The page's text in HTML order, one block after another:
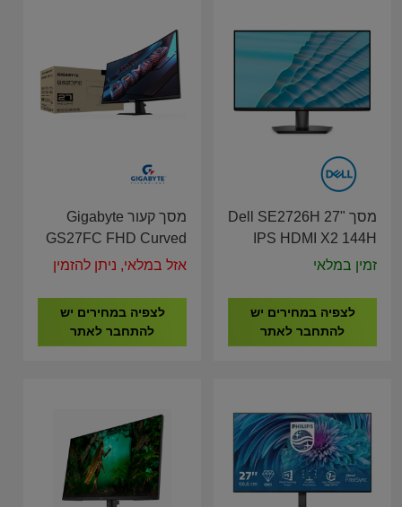
מסך Dell SE2726H 27"
IPS HDMI X2 144H
Monitor
זמין במלאי
לצפיה במחירים יש
להתחבר לאתר
מסך קעור Gigabyte
GS27FC FHD Curved
VA 27" 180Hz
אזל במלאי, ניתן להזמין
לצפיה במחירים יש
להתחבר לאתר